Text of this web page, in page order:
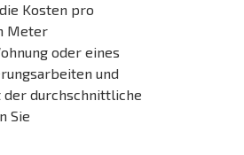
Kosten pro
Meter
oder eines
und
durchschnittliche
Sie